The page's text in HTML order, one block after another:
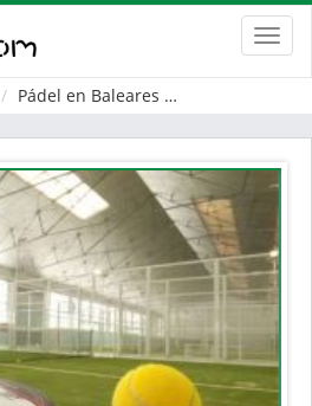
Pádel en Baleares